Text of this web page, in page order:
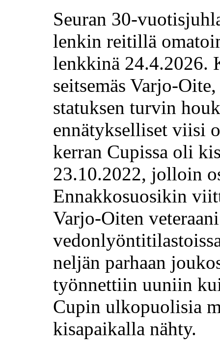
Seuran 30-
lenkin reitillä
lenkkinä 24.4.2026.
seitsemäs Varjo-
statuksen turvin
ennätykselliset viisi
kerran Cupissa oli
23.10.2022, jolloin
Ennakkosuosikin
Varjo-Oiten
neljän parhaan
työnnettiin uuniin
Cupin ulkopuolisia
kisapaikalla nähty.